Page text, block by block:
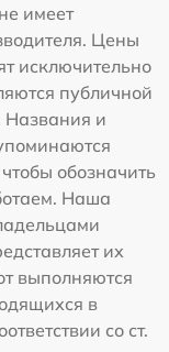
имеет
Цены
исключительно
публичной
Названия и
обозначить
Наша
их
выполняются
в
со ст.